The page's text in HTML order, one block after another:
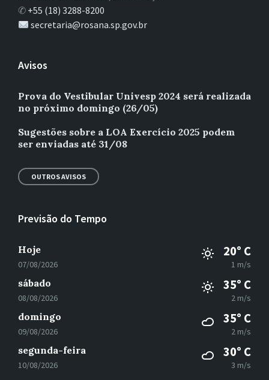
✆ +55 (18) 3288-8200
secretaria@rosana.sp.gov.br
Avisos
Prova do Vestibular Univesp 2024 será realizada
no próximo domingo (26/05)
Sugestões sobre a LOA Exercício 2025 podem
ser enviadas até 31/08
OUTROS AVISOS
Previsão do Tempo
Hoje
07/08/2026
20° C
1 m/s
sábado
08/08/2026
35° C
2 m/s
domingo
09/08/2026
35° C
2 m/s
segunda-feira
10/08/2026
30° C
3 m/s